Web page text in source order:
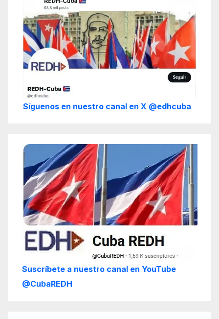
Síguenos en nuestro canal en X @edhcuba
Suscríbete a nuestro canal en YouTube
@CubaREDH